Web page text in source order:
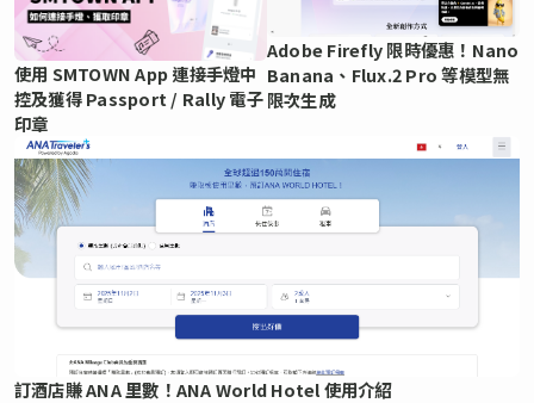
使用 SMTOWN App 連接手燈中
控及獲得 Passport / Rally 電子
印章
Adobe Firefly 限時優惠！Nano
Banana、Flux.2 Pro 等模型無
限次生成
訂酒店賺 ANA 里數！ANA World Hotel 使用介紹